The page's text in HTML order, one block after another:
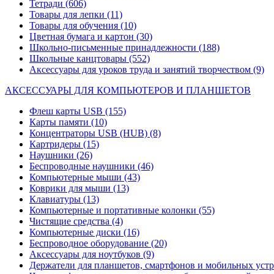
Тетради (606)
Товары для лепки (11)
Товары для обучения (10)
Цветная бумага и картон (30)
Школьно-письменные принадлежности (188)
Школьные канцтовары (552)
Аксессуары для уроков труда и занятий творчеством (9)
АКСЕССУАРЫ ДЛЯ КОМПЬЮТЕРОВ И ПЛАНШЕТОВ
Флеш карты USB (155)
Карты памяти (10)
Концентраторы USB (HUB) (8)
Картридеры (15)
Наушники (26)
Беспроводные наушники (46)
Компьютерные мыши (43)
Коврики для мыши (13)
Клавиатуры (13)
Компьютерные и портативные колонки (55)
Чистящие средства (4)
Компьютерные диски (16)
Беспроводное оборудование (20)
Аксессуары для ноутбуков (9)
Держатели для планшетов, смартфонов и мобильных